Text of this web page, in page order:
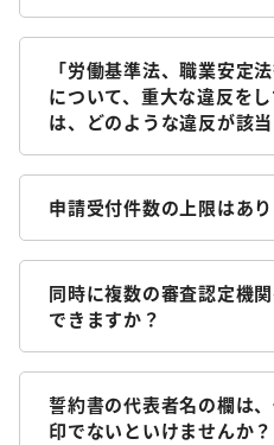
「労働基準法、職業安定
について、重大な違反を
は、どのような違反が該
申請受付件数の上限はあ
同時に複数の審査認定機
できますか？
誓約書の代表者名の欄は
印でないといけませんか？